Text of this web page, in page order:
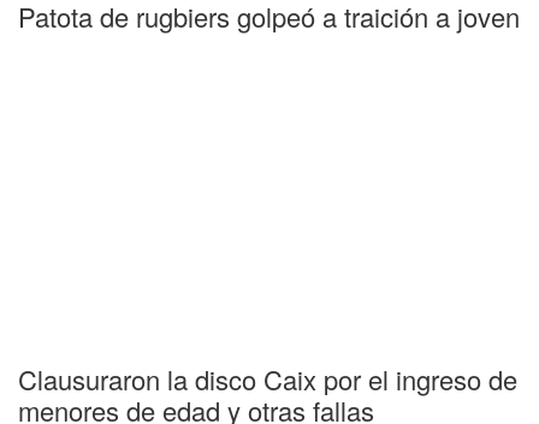
Patota de rugbiers golpeó a traición a joven
Clausuraron la disco Caix por el ingreso de
menores de edad y otras fallas